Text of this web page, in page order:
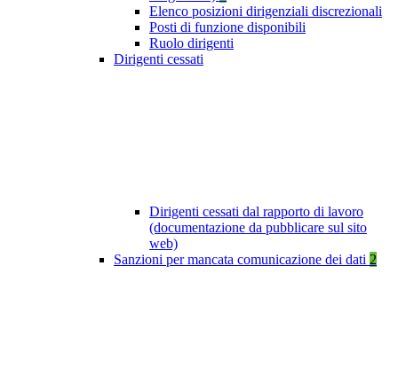
Elenco posizioni dirigenziali discrezionali
Posti di funzione disponibili
Ruolo dirigenti
Dirigenti cessati
Dirigenti cessati dal rapporto di lavoro
(documentazione da pubblicare sul sito
web)
Sanzioni per mancata comunicazione dei dati 2